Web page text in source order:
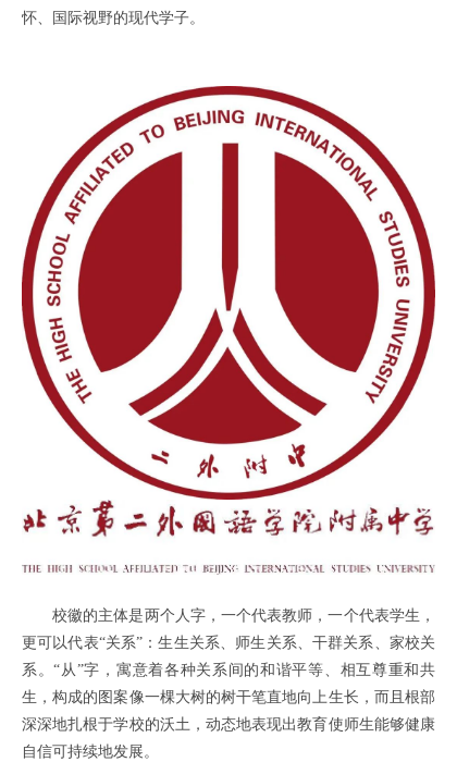
怀、国际视野的现代学子。
校徽的主体是两个人字，一个代表教师，一个代表学生，
更可以代表“关系”：生生关系、师生关系、干群关系、家校关
系。“从”字，寓意着各种关系间的和谐平等、相互尊重和共
生，构成的图案像一棵大树的树干笔直地向上生长，而且根部
深深地扎根于学校的沃土，动态地表现出教育使师生能够健康
自信可持续地发展。